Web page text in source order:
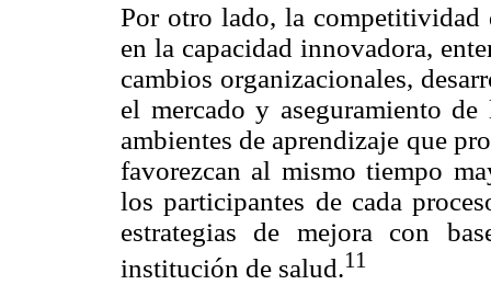
Por otro lado, la competitividad
en la capacidad innovadora,
cambios organizacionales,
el mercado y aseguramiento
ambientes de aprendizaje que
favorezcan al mismo tiempo
los participantes de cada
estrategias de mejora con
institución de salud.11